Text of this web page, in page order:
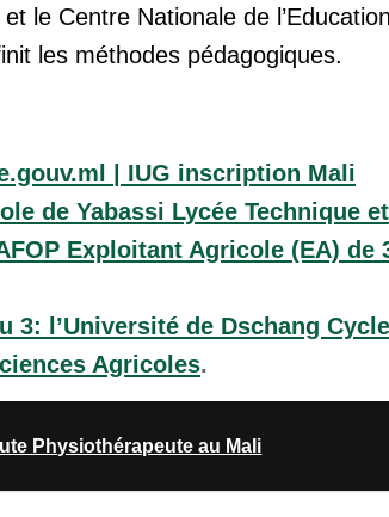
le Centre Nationale de
les méthodes pédagogiques.
| IUG inscription Mali
de Yabassi Lycée Technique
Exploitant Agricole (EA) de
3: l’Université de Dschang
Agricoles.
Physiothérapeute au Mali